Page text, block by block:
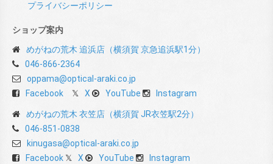
プライバシーポリシー
ショップ案内
めがねの荒木 追浜店（横須賀 京急追浜駅1分）
046-866-2364
oppama@optical-araki.co.jp
Facebook
X YouTube Instagram
めがねの荒木 衣笠店（横須賀 JR衣笠駅2分）
046-851-0838
kinugasa@optical-araki.co.jp
Facebook
X YouTube Instagram